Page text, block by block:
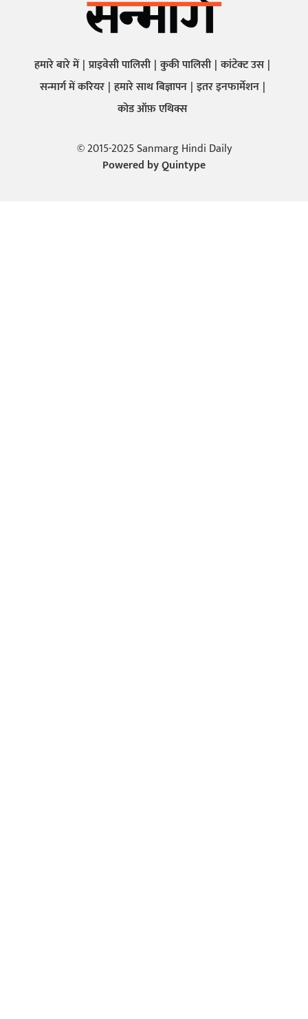
हमारे बारे में प्राइवेसी पालिसी कुकी पालिसी कांटेक्ट उस
सन्मार्ग में करियर हमारे साथ बिज्ञापन इतर इनफार्मेशन
कोड ऑफ़ एथिक्स
© 2015-2025 Sanmarg Hindi Daily
Powered byQuintype